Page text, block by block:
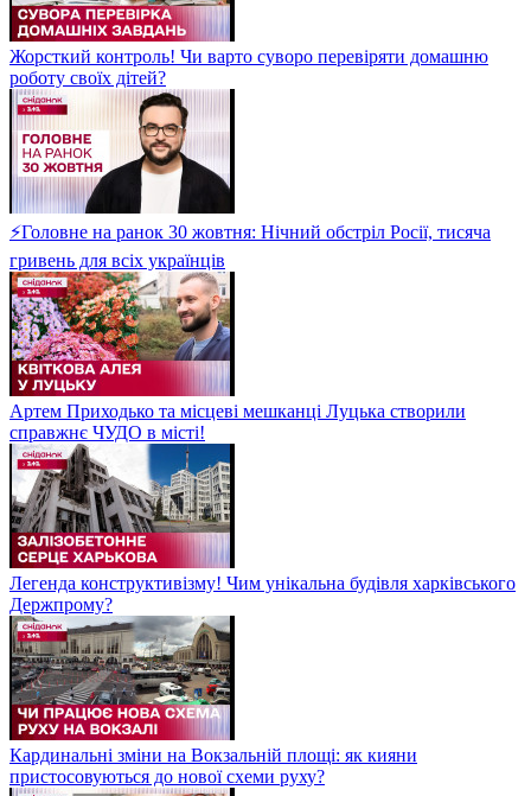
Жорсткий контроль! Чи варто суворо перевіряти домашню
роботу своїх дітей?
⚡Головне на ранок 30 жовтня: Нічний обстріл Росії, тисяча
гривень для всіх українців
Артем Приходько та місцеві мешканці Луцька створили
справжнє ЧУДО в місті!
Легенда конструктивізму! Чим унікальна будівля харківського
Держпрому?
Кардинальні зміни на Вокзальній площі: як кияни
пристосовуються до нової схеми руху?